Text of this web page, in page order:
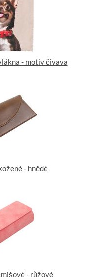
- motiv čivava
- hnědé
- růžové